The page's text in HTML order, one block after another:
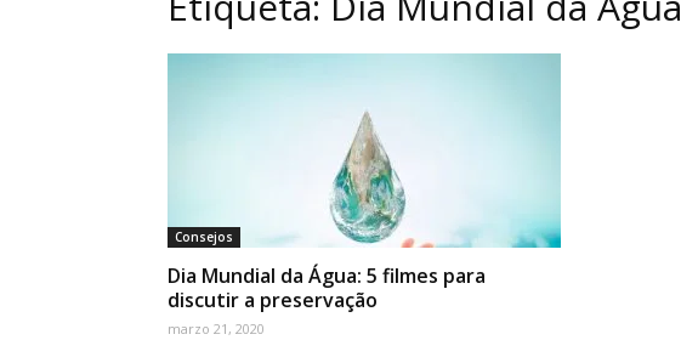
Consejos
Dia Mundial da Água: 5 filmes para
discutir a preservação
marzo 21, 2020